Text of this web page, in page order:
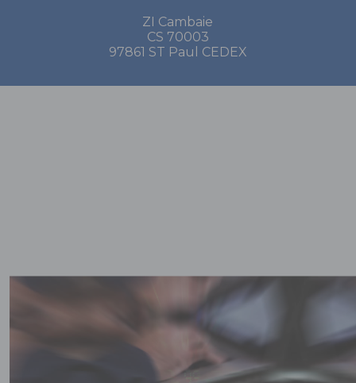
ZI Cambaie
CS 70003
97861 ST Paul CEDEX